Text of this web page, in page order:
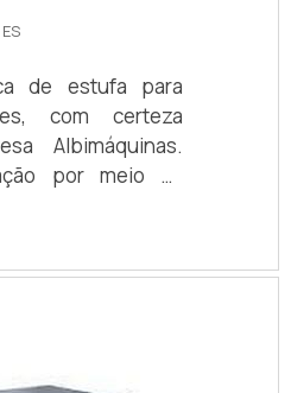
de estufa para
com certeza
Albimáquinas.
por meio da
da área de
ESTUFA PARA
expressão de